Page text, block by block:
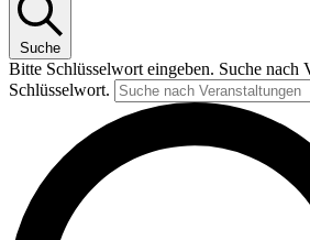
Suche
Bitte Schlüsselwort eingeben. Suche nach
Schlüsselwort.